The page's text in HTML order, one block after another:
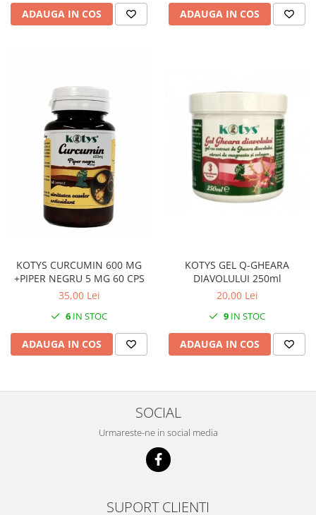
ADAUGA IN COS ADAUGA IN COS
KOTYS CURCUMIN 600 MG
+PIPER NEGRU 5 MG 60 CPS
35,00 Lei
6 IN STOC
ADAUGA IN COS
KOTYS GEL Q-GHEARA
DIAVOLULUI 250ml
20,00 Lei
9 IN STOC
ADAUGA IN COS
SOCIAL
Urmareste-ne in social media
SUPORT CLIENTI